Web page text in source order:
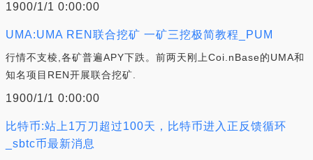
1900/1/1 0:00:00
UMA:UMA REN联合挖矿 一矿三挖极简教程_PUM
行情不支棱,各矿普遍APY下跌。前两天刚上Coi.nBase的UMA和
知名项目REN开展联合挖矿.
1900/1/1 0:00:00
比特币:站上1万刀超过100天，比特币进入正反馈循环
_sbtc币最新消息